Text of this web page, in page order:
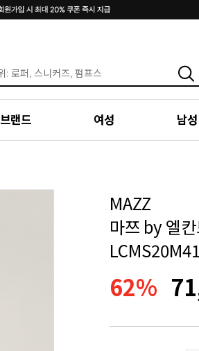
브랜드 여성 남성
MAZZ
마쯔 by 엘
62%